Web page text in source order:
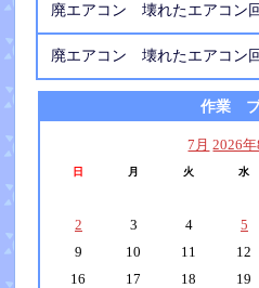
廃エアコン 壊れたエアコン
廃エアコン 壊れたエアコン
作業
7月 2026年
日 月 火 水
2
3 4 5
9
10 11 12
16
17 18 19